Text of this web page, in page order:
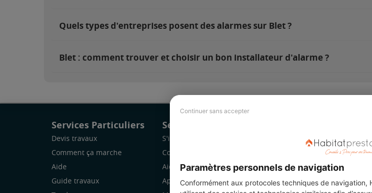
Continuer sans accepter
Paramètres personnels de navigation
Conformément aux protocoles techniques de navigation,
Quels types d'entreprises posent des alarmes sur Blet ?
Blet : comment trouver et choisir un bon installateur d'alarme ?
Services Particuliers
Devis travaux
Comment ça marche
Aide
Guide travaux
Services Pro
S'inscrire
Comment ça marche
Aide
Application Mobile
Revue de presse